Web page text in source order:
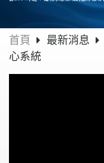
首頁 最新消息
心系統